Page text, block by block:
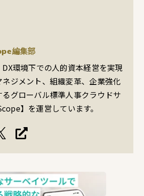
編集部
環境下での人的資本経営を実現
ネジメント、組織変革、企業強化
グローバル標準人事クラウドサ
】を運営しています。